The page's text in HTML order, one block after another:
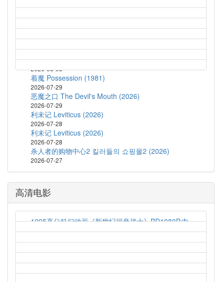
鬼玩人6：炼狱 Evil Dead Burn (2026)
2026-08-04
蝙蝠侠：披风战士 第二季 Batman: Caped Crusader
Season 2 (2026)
2026-08-03
着魔 Possession (1981)
2026-07-29
恶魔之口 The Devil's Mouth (2026)
2026-07-29
利未记 Leviticus (2026)
2026-07-28
利未记 Leviticus (2026)
2026-07-28
杀人者的购物中心2 킬러들의 쇼핑몰2 (2026)
2026-07-27
高清电影
1995高分科幻动画《新世纪福音战士》BD1080P.内
封简繁字幕
2021-03-19